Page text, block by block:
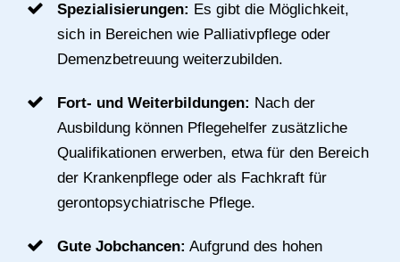
Spezialisierungen: Es gibt die Möglichkeit,
sich in Bereichen wie Palliativpflege oder
Demenzbetreuung weiterzubilden.
Fort- und Weiterbildungen: Nach der
Ausbildung können Pflegehelfer zusätzliche
Qualifikationen erwerben, etwa für den Bereich
der Krankenpflege oder als Fachkraft für
gerontopsychiatrische Pflege.
Gute Jobchancen: Aufgrund des hohen